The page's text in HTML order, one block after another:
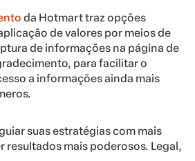
da Hotmart traz opções
de valores por meios de
de informações na página de
para facilitar o
a informações ainda mais
suas estratégias com mais
resultados mais poderosos. Legal,